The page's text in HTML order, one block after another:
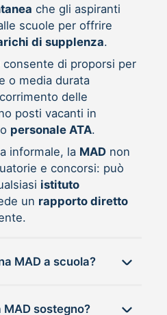
che gli aspiranti
scuole per offrire
di supplenza.
consente di proporsi per
o media durata
delle
posti vacanti in
personale ATA.
informale, la MADnon
e concorsi: può
istituto
un rapporto diretto
Chi può inviare una MAD a scuola?
MAD sostegno?